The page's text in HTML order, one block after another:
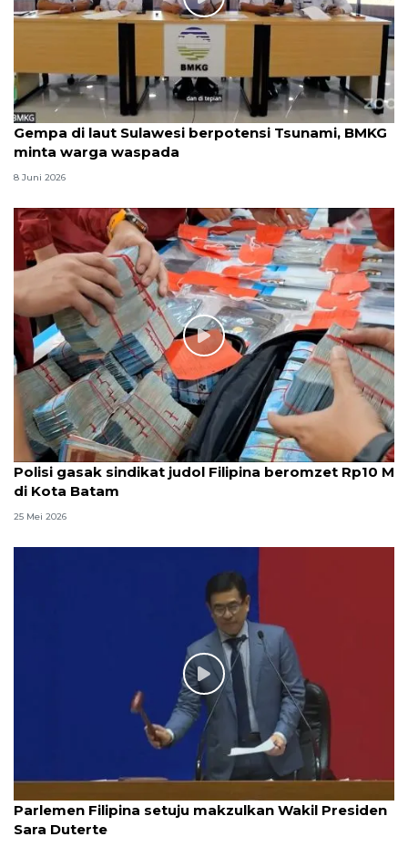
Gempa di laut Sulawesi berpotensi Tsunami, BMKG
minta warga waspada
8 Juni 2026
Polisi gasak sindikat judol Filipina beromzet Rp10 M
di Kota Batam
25 Mei 2026
Parlemen Filipina setuju makzulkan Wakil Presiden
Sara Duterte